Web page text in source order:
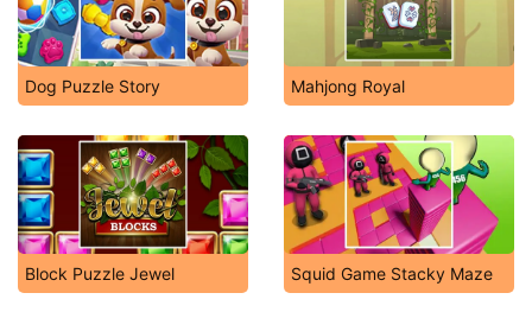
Dog Puzzle Story Mahjong Royal
Block Puzzle Jewel Squid Game Stacky Maze